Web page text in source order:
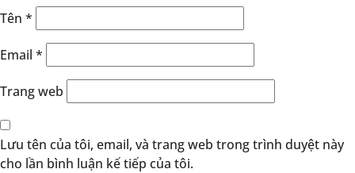
Tên *
Email *
Trang web
Lưu tên của tôi, email, và trang web trong trình duyệt này
cho lần bình luận kế tiếp của tôi.